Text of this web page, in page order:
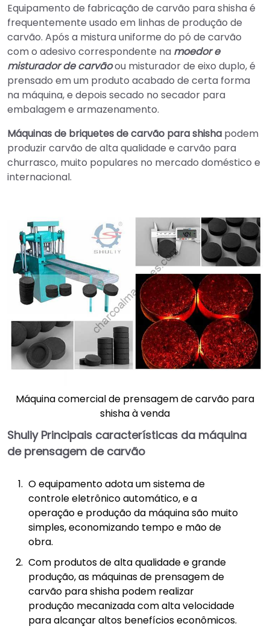
Equipamento de fabricação de carvão para shisha é
frequentemente usado em linhas de produção de
carvão. Após a mistura uniforme do pó de carvão
com o adesivo correspondente na moedor e
misturador de carvãoou misturador de eixo duplo, é
prensado em um produto acabado de certa forma
na máquina, e depois secado no secador para
embalagem e armazenamento.
Máquinas de briquetes de carvão para shisha podem
produzir carvão de alta qualidade e carvão para
churrasco, muito populares no mercado doméstico e
internacional.
Máquina comercial de prensagem de carvão para
shisha à venda
Shuliy Principais características da máquina
de prensagem de carvão
O equipamento adota um sistema de
controle eletrônico automático, e a
operação e produção da máquina são muito
simples, economizando tempo e mão de
obra.
Com produtos de alta qualidade e grande
produção, as máquinas de prensagem de
carvão para shisha podem realizar
produção mecanizada com alta velocidade
para alcançar altos benefícios econômicos.